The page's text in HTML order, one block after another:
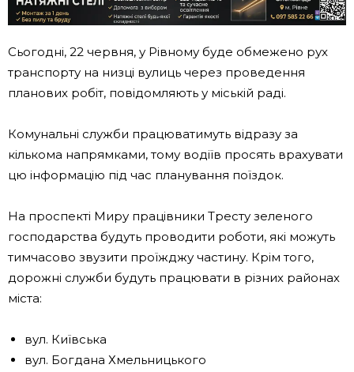
Сьогодні, 22 червня, у Рівному буде обмежено рух
транспорту на низці вулиць через проведення
планових робіт, повідомляють у міській раді.
Комунальні служби працюватимуть відразу за
кількома напрямками, тому водіїв просять врахувати
цю інформацію під час планування поїздок.
На проспекті Миру працівники Тресту зеленого
господарства будуть проводити роботи, які можуть
тимчасово звузити проїжджу частину. Крім того,
дорожні служби будуть працювати в різних районах
міста:
вул. Київська
вул. Богдана Хмельницького